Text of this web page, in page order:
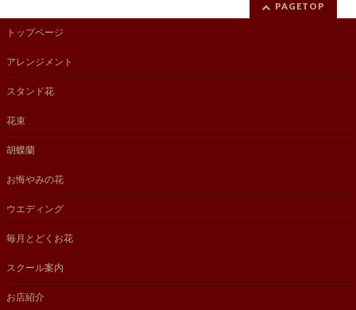
PAGETOP
トップページ
アレンジメント
スタンド花
花束
胡蝶蘭
お悔やみの花
ウエディング
毎月とどくお花
スクール案内
お店紹介